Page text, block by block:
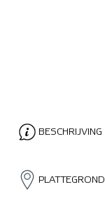
BESCHRIJVING
PLATTEGROND